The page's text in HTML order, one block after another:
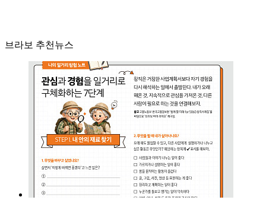
브라보 추천뉴스